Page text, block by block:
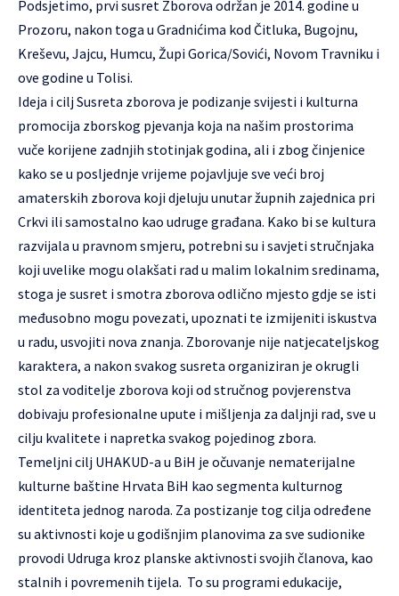
Podsjetimo, prvi susret Zborova održan je 2014. godine u
Prozoru, nakon toga u Gradnićima kod Čitluka, Bugojnu,
Kreševu, Jajcu, Humcu, Župi Gorica/Sovići, Novom Travniku i
ove godine u Tolisi.
Ideja i cilj Susreta zborova je podizanje svijesti i kulturna
promocija zborskog pjevanja koja na našim prostorima
vuče korijene zadnjih stotinjak godina, ali i zbog činjenice
kako se u posljednje vrijeme pojavljuje sve veći broj
amaterskih zborova koji djeluju unutar župnih zajednica pri
Crkvi ili samostalno kao udruge građana. Kako bi se kultura
razvijala u pravnom smjeru, potrebni su i savjeti stručnjaka
koji uvelike mogu olakšati rad u malim lokalnim sredinama,
stoga je susret i smotra zborova odlično mjesto gdje se isti
međusobno mogu povezati, upoznati te izmijeniti iskustva
u radu, usvojiti nova znanja. Zborovanje nije natjecateljskog
karaktera, a nakon svakog susreta organiziran je okrugli
stol za voditelje zborova koji od stručnog povjerenstva
dobivaju profesionalne upute i mišljenja za daljnji rad, sve u
cilju kvalitete i napretka svakog pojedinog zbora.
Temeljni cilj UHAKUD-a u BiH je očuvanje nematerijalne
kulturne baštine Hrvata BiH kao segmenta kulturnog
identiteta jednog naroda. Za postizanje tog cilja određene
su aktivnosti koje u godišnjim planovima za sve sudionike
provodi Udruga kroz planske aktivnosti svojih članova, kao
stalnih i povremenih tijela. To su programi edukacije,